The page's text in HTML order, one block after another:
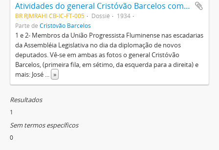
Atividades do general Cristóvão Barcelos como deputado federal e membro da Assembléia Constituinte de 1934
BR RJMRAHI CB-IC-FT-005 Dossiê
1934
Parte de Cristóvão Barcelos
1 e 2- Membros da União Progressista Fluminense nas escadarias
da Assembléia Legislativa no dia da diplomação de novos
deputados. Vê-se em ambas as fotos o general Cristóvão
Barcelos, (primeira fila, em sétimo, da esquerda para a direita) e
mais: José ... »
Resultados
1
Sem termos específicos
0